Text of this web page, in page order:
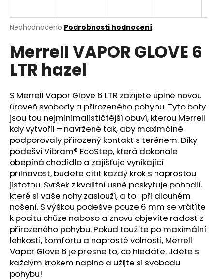
Průměrné
produktu
je
0,0
hvězdiček.
Neohodnoceno Podrobnosti hodnocení
Merrell VAPOR GLOVE 6
LTR hazel
S Merrell Vapor Glove 6 LTR zažijete úplně novou
úroveň svobody a přirozeného pohybu. Tyto boty
jsou tou nejminimalističtější obuví, kterou Merrell
kdy vytvořil – navržené tak, aby maximálně
podporovaly přirozený kontakt s terénem. Díky
podešvi Vibram® EcoStep, která dokonale
obepíná chodidlo a zajišťuje vynikající
přilnavost, budete cítit každý krok s naprostou
jistotou. Svršek z kvalitní usně poskytuje pohodlí,
které si vaše nohy zaslouží, a to i při dlouhém
nošení. S výškou podešve pouze 6 mm se vrátíte
k pocitu chůze naboso a znovu objevíte radost z
přirozeného pohybu. Pokud toužíte po maximální
lehkosti, komfortu a naprosté volnosti, Merrell
Vapor Glove 6 je přesně to, co hledáte. Jděte s
každým krokem naplno a užijte si svobodu
pohybu!
j
t
?
HLEDAT
D
o
p
o
r
u
č
u
j
e
m
e